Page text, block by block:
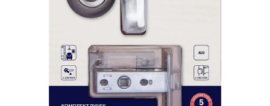
Фото работ